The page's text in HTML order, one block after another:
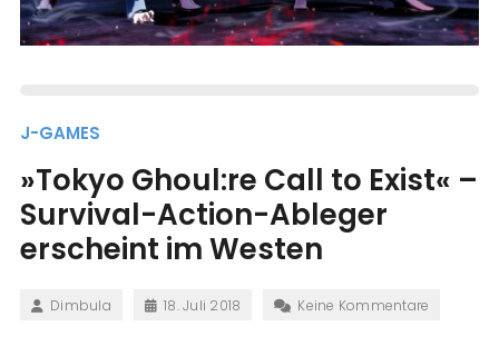
J-GAMES
»Tokyo Ghoul:re Call to Exist« –
Survival-Action-Ableger
erscheint im Westen
Dimbula 18. Juli 2018 Keine Kommentare